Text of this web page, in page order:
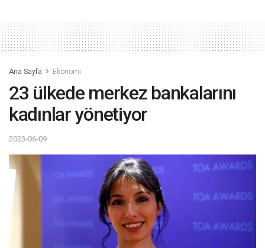
Ana Sayfa Ekonomi
23 ülkede merkez bankalarını
kadınlar yönetiyor
2023-06-09